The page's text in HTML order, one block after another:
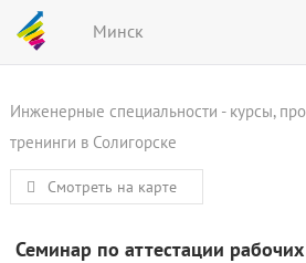
Минск
Инженерные специальности - курсы,
тренинги в Солигорске
Смотреть на карте
Семинар по аттестации